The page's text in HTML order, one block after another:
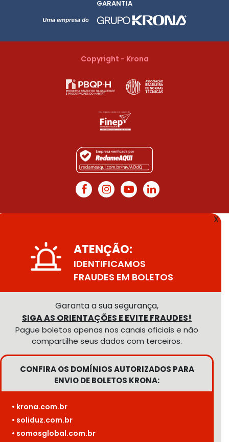
GARANTIA
Copyright - Krona
X
ATENÇÃO:
IDENTIFICAMOS
FRAUDES EM BOLETOS
Garanta a sua segurança,
SIGA AS ORIENTAÇÕES E EVITE FRAUDES!
Pague boletos apenas nos canais oficiais e não
compartilhe seus dados com terceiros.
CONFIRA OS DOMÍNIOS AUTORIZADOS PARA
ENVIO DE BOLETOS KRONA:
• krona.com.br
• soliduz.com.br
• somosglobal.com.br